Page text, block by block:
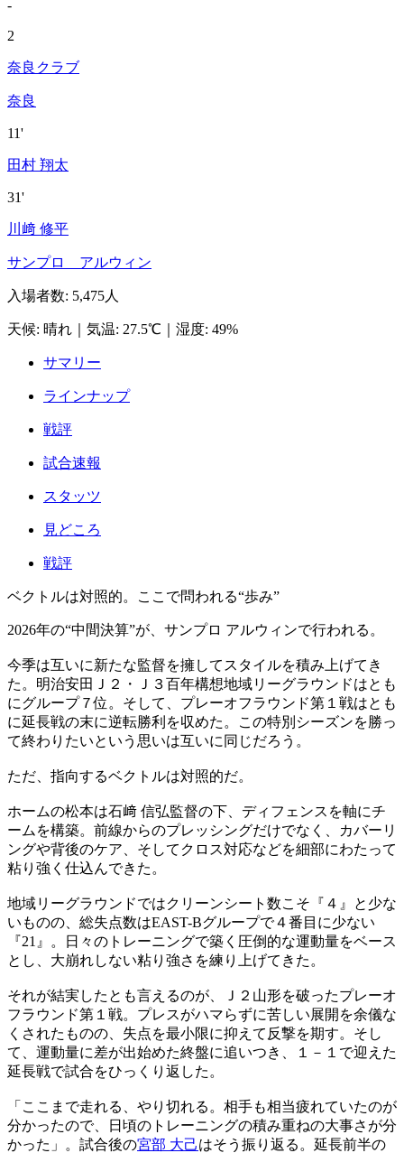
-
2
奈良クラブ
奈良
11'
田村 翔太
31'
川﨑 修平
サンプロ アルウィン
入場者数: 5,475人
天候: 晴れ 気温: 27.5℃ 湿度: 49%
サマリー
ラインナップ
戦評
試合速報
スタッツ
見どころ
戦評
ベクトルは対照的。ここで問われる“歩み”
2026年の“中間決算”が、サンプロ アルウィンで行われる。
今季は互いに新たな監督を擁してスタイルを積み上げてき
た。明治安田Ｊ２・Ｊ３百年構想地域リーグラウンドはとも
にグループ７位。そして、プレーオフラウンド第１戦はとも
に延長戦の末に逆転勝利を収めた。この特別シーズンを勝っ
て終わりたいという思いは互いに同じだろう。
ただ、指向するベクトルは対照的だ。
ホームの松本は石﨑 信弘監督の下、ディフェンスを軸にチ
ームを構築。前線からのプレッシングだけでなく、カバーリ
ングや背後のケア、そしてクロス対応などを細部にわたって
粘り強く仕込んできた。
地域リーグラウンドではクリーンシート数こそ『４』と少な
いものの、総失点数はEAST-Bグループで４番目に少ない
『21』。日々のトレーニングで築く圧倒的な運動量をベース
とし、大崩れしない粘り強さを練り上げてきた。
それが結実したとも言えるのが、Ｊ２山形を破ったプレーオ
フラウンド第１戦。プレスがハマらずに苦しい展開を余儀な
くされたものの、失点を最小限に抑えて反撃を期す。そし
て、運動量に差が出始めた終盤に追いつき、１－１で迎えた
延長戦で試合をひっくり返した。
「ここまで走れる、やり切れる。相手も相当疲れていたのが
分かったので、日頃のトレーニングの積み重ねの大事さが分
かった」。試合後の宮部 大己はそう振り返る。延長前半の